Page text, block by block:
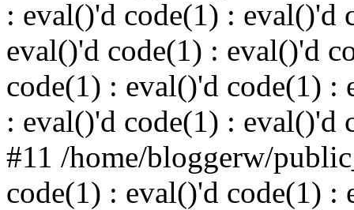
: eval()'d code(1) : eval()'d
eval()'d code(1) : eval()'d
code(1) : eval()'d code(1) :
: eval()'d code(1) : eval()'d
#11 /home/bloggerw/
code(1) : eval()'d code(1) :